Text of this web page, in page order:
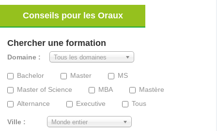
Conseils pour les Oraux
Chercher une formation
Domaine : Tous les domaines
Bachelor Master
MS
Master of Science
MBA
Mastère
Alternance
Executive Tous
Ville : Monde entier